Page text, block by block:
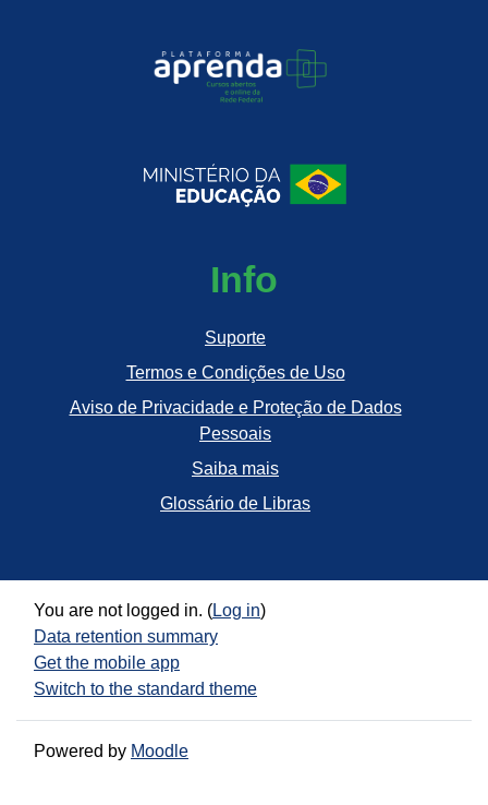
Info
Suporte
Termos e Condições de Uso
Aviso de Privacidade e Proteção de Dados
Pessoais
Saiba mais
Glossário de Libras
You are not logged in. (Log in)
Data retention summary
Get the mobile app
Switch to the standard theme
Powered by Moodle